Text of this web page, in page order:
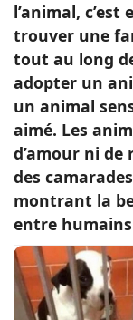
l’animal, c’est
trouver une
tout au long
adopter un
un animal
aimé. Les
d’amour ni de
des
montrant la
entre